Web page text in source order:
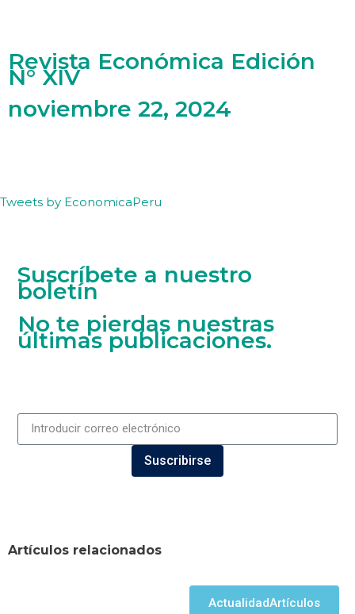
Revista Económica Edición
N° XIV
noviembre 22, 2024
Tweets by EconomicaPeru
Suscríbete a nuestro
boletín
No te pierdas nuestras
últimas publicaciones.
Suscribirse
Artículos relacionados
ActualidadArtículos